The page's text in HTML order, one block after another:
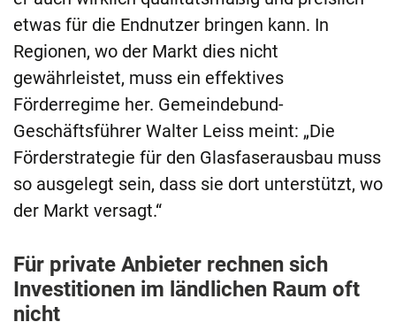
etwas für die Endnutzer bringen kann. In
Regionen, wo der Markt dies nicht
gewährleistet, muss ein effektives
Förderregime her. Gemeindebund-
Geschäftsführer Walter Leiss meint: „Die
Förderstrategie für den Glasfaserausbau muss
so ausgelegt sein, dass sie dort unterstützt, wo
der Markt versagt.“
Für private Anbieter rechnen sich
Investitionen im ländlichen Raum oft
nicht